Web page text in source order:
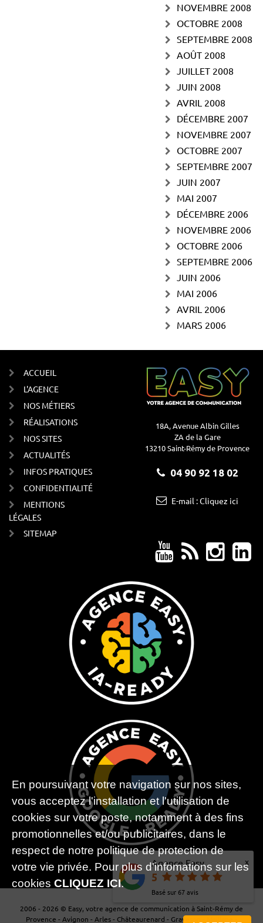
NOVEMBRE 2008
OCTOBRE 2008
SEPTEMBRE 2008
AOÛT 2008
JUILLET 2008
JUIN 2008
AVRIL 2008
DÉCEMBRE 2007
NOVEMBRE 2007
OCTOBRE 2007
SEPTEMBRE 2007
JUIN 2007
MAI 2007
DÉCEMBRE 2006
NOVEMBRE 2006
OCTOBRE 2006
SEPTEMBRE 2006
JUIN 2006
MAI 2006
AVRIL 2006
MARS 2006
ACCUEIL
L'AGENCE
NOS MÉTIERS
RÉALISATIONS
NOS SITES
ACTUALITÉS
INFOS PRATIQUES
CONFIDENTIALITÉ
MENTIONS
LÉGALES
SITEMAP
18A, Avenue Albin Gilles
ZA de la Gare
13210 Saint-Rémy de Provence
04 90 92 18 02
E-mail : Cliquez ici
2006 - 2026 © Easy, votre agence de communication à Saint-Rémy de
Provence - Avignon - Arles - Châteaurenard - Graveson - Maillane -
Agence Easy
5
Basé sur 67avis
x
En poursuivant votre navigation sur nos sites,
vous acceptez l'installation et l'utilisation de
cookies sur votre poste, notamment à des fins
promotionnelles et/ou publicitaires, dans le
respect de notre politique de protection de
votre vie privée. Pour plus d'infomations sur les
cookies CLIQUEZ ICI.